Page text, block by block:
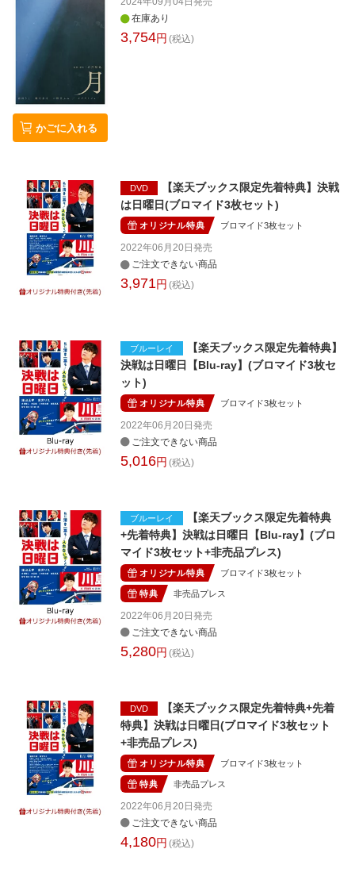
かごに入れる
在庫あり
3,754円 (税込)
DVD
【楽天ブックス限定先着特典】決戦
は日曜日(ブロマイド3枚セット)
オリジナル特典 ブロマイド3枚セット
2022年06月20日 発売
ご注文できない商品
3,971円 (税込)
ブルーレイ
【楽天ブックス限定先着特典】
決戦は日曜日【Blu-ray】(ブロマイド3枚セ
ット)
オリジナル特典 ブロマイド3枚セット
2022年06月20日発売
ご注文できない商品
5,016円 (税込)
ブルーレイ
【楽天ブックス限定先着特典
+先着特典】決戦は日曜日【Blu-ray】(ブロ
マイド3枚セット+非売品プレス)
オリジナル特典 ブロマイド3枚セット
特典 非売品プレス
2022年06月20日発売
ご注文できない商品
5,280円 (税込)
DVD
【楽天ブックス限定先着特典+先着
特典】決戦は日曜日(ブロマイド3枚セット
+非売品プレス)
オリジナル特典 ブロマイド3枚セット
特典 非売品プレス
2022年06月20日発売
ご注文できない商品
4,180円 (税込)